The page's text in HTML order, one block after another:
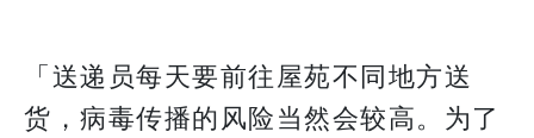
「送递员每天要前往屋苑不同地方送
货，病毒传播的风险当然会较高。为了